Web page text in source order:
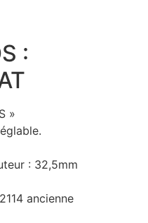
:
»
: 32,5mm
ancienne